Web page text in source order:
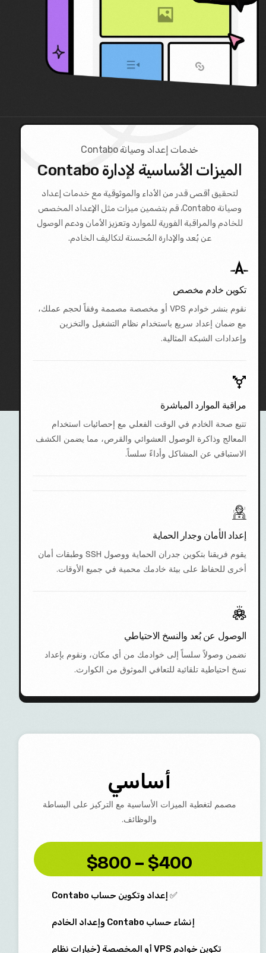
خدمات إعداد وصيانة Contabo
الميزات الأساسية لإدارة Contabo
لتحقيق أقصى قدر من الأداء والموثوقية مع خدمات إعداد
وصيانة Contabo، قم بتضمين ميزات مثل الإعداد المخصص
للخادم والمراقبة الفورية للموارد وتعزيز الأمان ودعم الوصول
عن بُعد والإدارة المُحسنة لتكاليف الخادم.
تكوين خادم مخصص
نقوم بنشر خوادم VPS أو مخصصة مصممة وفقاً لحجم عملك،
مع ضمان إعداد سريع باستخدام نظام التشغيل والتخزين
وإعدادات الشبكة المثالية.
مراقبة الموارد المباشرة
تتبع صحة الخادم في الوقت الفعلي مع إحصائيات استخدام
المعالج وذاكرة الوصول العشوائي والقرص، مما يضمن الكشف
الاستباقي عن المشاكل وأداءً سلساً.
إعداد الأمان وجدار الحماية
يقوم فريقنا بتكوين جدران الحماية ووصول SSH وطبقات أمان
أخرى للحفاظ على بيئة خادمك محمية في جميع الأوقات.
الوصول عن بُعد والنسخ الاحتياطي
نضمن وصولاً سلساً إلى خوادمك من أي مكان، ونقوم بإعداد
نسخ احتياطية تلقائية للتعافي الموثوق من الكوارث.
أساسي
مصمم لتغطية الميزات الأساسية مع التركيز على البساطة
والوظائف.
$400 – $800
✅ إعداد وتكوين حساب Contabo
إنشاء حساب Contabo وإعداد الخادم
تكوين خوادم VPS أو المخصصة (خيارات نظام